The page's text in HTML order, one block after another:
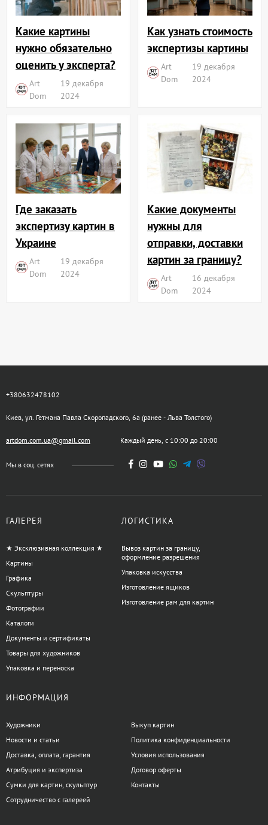
Какие картины
нужно обязательно
оценить у эксперта?
Art
Dom
19 декабря
2024
Как узнать стоимость
экспертизы картины
Art
Dom
19 декабря
2024
Где заказать
экспертизу картин в
Украине
Art
Dom
19 декабря
2024
Какие документы
нужны для
отправки, доставки
картин за границу?
Art
Dom
16 декабря
2024
+380632478102
Киев, ул. Гетмана Павла Скоропадского, 6а (ранее - Льва Толстого)
artdom.com.ua@gmail.com Каждый день, с 10:00 до 20:00
Мы в соц. сетях
ГАЛЕРЕЯ
★ Эксклюзивная коллекция ★
Картины
Графика
Скульптуры
Фотографии
Каталоги
Документы и сертификаты
Товары для художников
Упаковка и переноска
ЛОГИСТИКА
Вывоз картин за границу,
оформление разрешения
Упаковка искусства
Изготовление ящиков
Изготовление рам для картин
ИНФОРМАЦИЯ
Художники
Новости и статьи
Доставка, оплата, гарантия
Атрибуция и экспертиза
Сумки для картин, скульптур
Сотрудничество с галереей
Выкуп картин
Политика конфиденциальности
Условия использования
Договор оферты
Контакты